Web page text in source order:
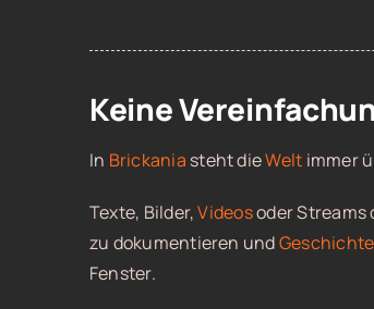
Keine
In Brickania steht dieWelt immer
Texte, Bilder,Videosoder Streams
zu dokumentieren undGeschichte
Fenster.